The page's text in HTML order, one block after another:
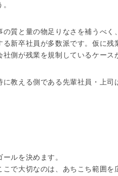
質と量の物足りなさを補うべく
新卒社員が多数派です。仮に残
側が残業を規制しているケース
教える側である先輩社員・上司
ルを決めます。
で大切なのは、あちこち範囲を